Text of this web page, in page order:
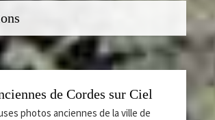
de Cordes sur Ciel
photos anciennes de la ville de